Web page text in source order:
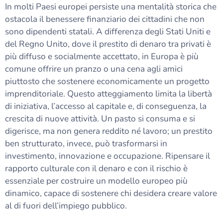
In molti Paesi europei persiste una mentalità storica che
ostacola il benessere finanziario dei cittadini che non
sono dipendenti statali. A differenza degli Stati Uniti e
del Regno Unito, dove il prestito di denaro tra privati è
più diffuso e socialmente accettato, in Europa è più
comune offrire un pranzo o una cena agli amici
piuttosto che sostenere economicamente un progetto
imprenditoriale. Questo atteggiamento limita la libertà
di iniziativa, l’accesso al capitale e, di conseguenza, la
crescita di nuove attività. Un pasto si consuma e si
digerisce, ma non genera reddito né lavoro; un prestito
ben strutturato, invece, può trasformarsi in
investimento, innovazione e occupazione. Ripensare il
rapporto culturale con il denaro e con il rischio è
essenziale per costruire un modello europeo più
dinamico, capace di sostenere chi desidera creare valore
al di fuori dell’impiego pubblico.